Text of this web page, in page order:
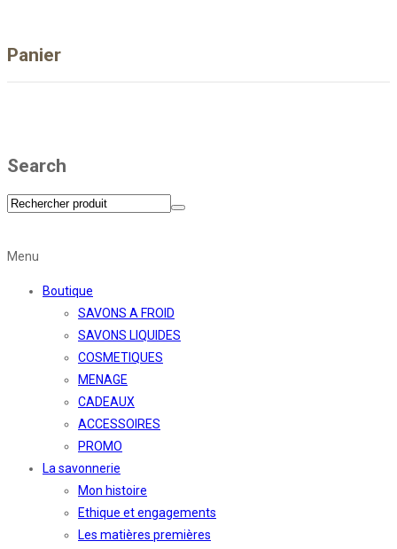
Panier
Search
Menu
Boutique
SAVONS A FROID
SAVONS LIQUIDES
COSMETIQUES
MENAGE
CADEAUX
ACCESSOIRES
PROMO
La savonnerie
Mon histoire
Ethique et engagements
Les matières premières